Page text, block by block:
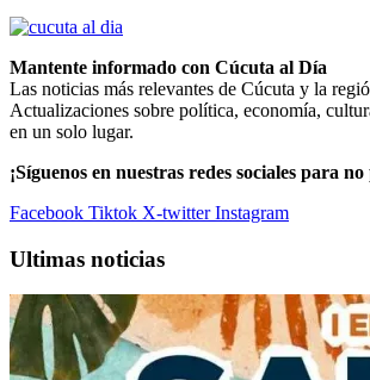
Mantente informado con Cúcuta al Día
Las noticias más relevantes de Cúcuta y la
Actualizaciones sobre política, economía,
en un solo lugar.
¡Síguenos en nuestras redes sociales para
Facebook Tiktok X-twitter Instagram
Ultimas noticias